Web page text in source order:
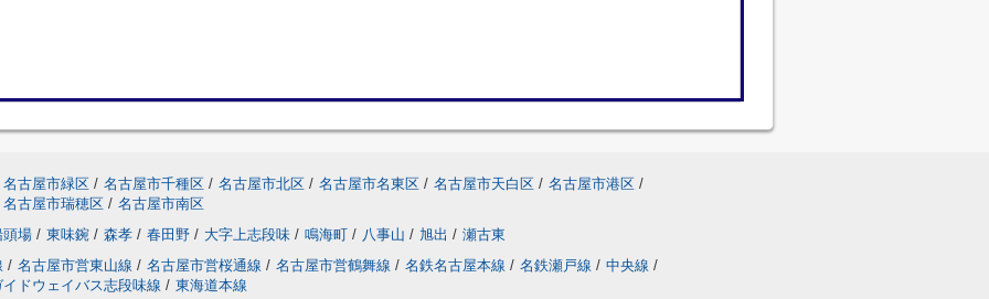
名古屋市緑区 / 名古屋市千種区 / 名古屋市北区 / 名古屋市名東区 / 名古屋市天白区 / 名古屋市港区 /
名古屋市瑞穂区 / 名古屋市南区
頭場 / 東味鋺 / 森孝 / 春田野 / 大字上志段味 / 鳴海町 / 八事山 / 旭出 / 瀬古東
/ 名古屋市営東山線 / 名古屋市営桜通線 / 名古屋市営鶴舞線 / 名鉄名古屋本線 / 名鉄瀬戸線 / 中央線 /
イドウェイバス志段味線 / 東海道本線